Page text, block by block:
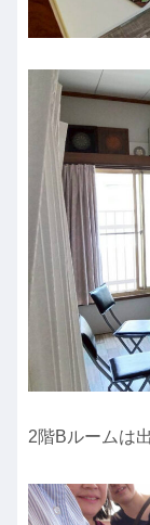
2階Bルームは